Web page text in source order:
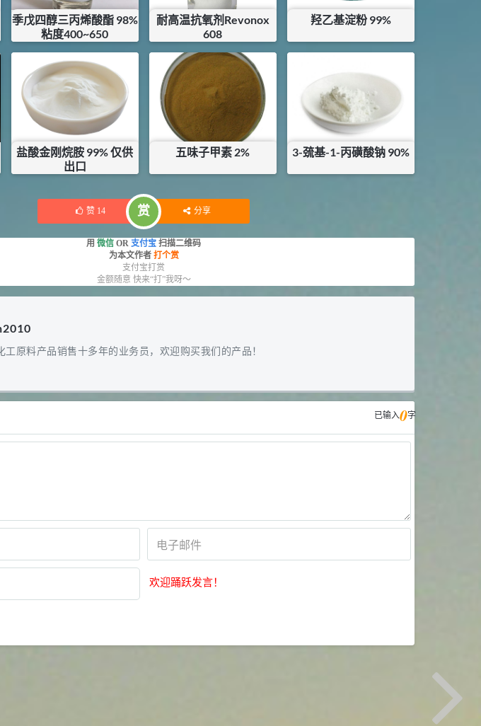
季戊四醇三丙烯酸酯 98%
粘度400~650
¥59
耐高温抗氧剂Revonox
608
¥260
羟乙基淀粉 99%
¥192
盐酸金刚烷胺 99% 仅供
出口
库存：1.3KG
五味子甲素 2%
库存：20KG
3-巯基-1-丙磺酸钠 90%
赞 14 赏 分享
用 微信 OR 支付宝 扫描二维码
为本文作者 打个赏
支付宝打赏
金额随意 快来“打”我呀～
工原料产品销售十多年的业务员，欢迎购买我们的产品！
已输入0字
欢迎踊跃发言！
植物生长调节剂
丙烯酰胺 98% NMA
化工原料
苯甲醛（茴香醛）
-L-半胱氨酸(羧甲司坦)
血酸钠 98%
99%